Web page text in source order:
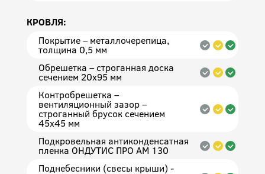
КРОВЛЯ:
Покрытие – металлочерепица,
толщина 0,5 мм
Обрешетка – строганная доска
сечением 20x95 мм
Контробрешетка –
вентиляционный зазор –
строганный брусок сечением
45x45 мм
Подкровельная антиконденсатная
пленка ОНДУТИС ПРО АМ 130
Поднебесники (свесы крыши) -